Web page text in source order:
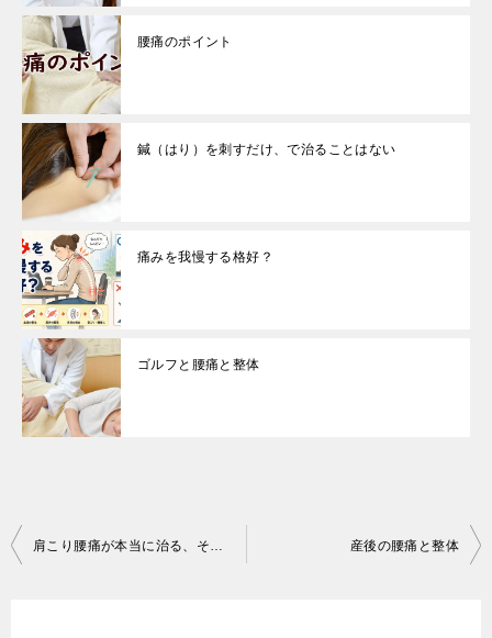
腰痛のポイント
鍼（はり）を刺すだけ、で治ることはない
痛みを我慢する格好？
ゴルフと腰痛と整体
投
肩こり腰痛が本当に治る、そんな整体を広めたい 産後の腰痛と整体